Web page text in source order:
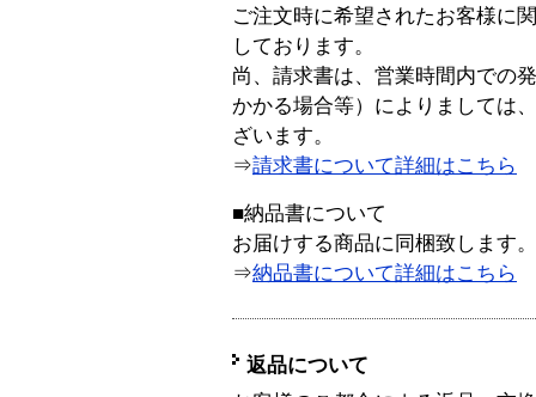
ご注文時に希望されたお客様に
しております。
尚、請求書は、営業時間内での
かかる場合等）によりましては
ざいます。
⇒請求書について詳細はこちら
■納品書について
お届けする商品に同梱致します。
⇒納品書について詳細はこちら
返品について